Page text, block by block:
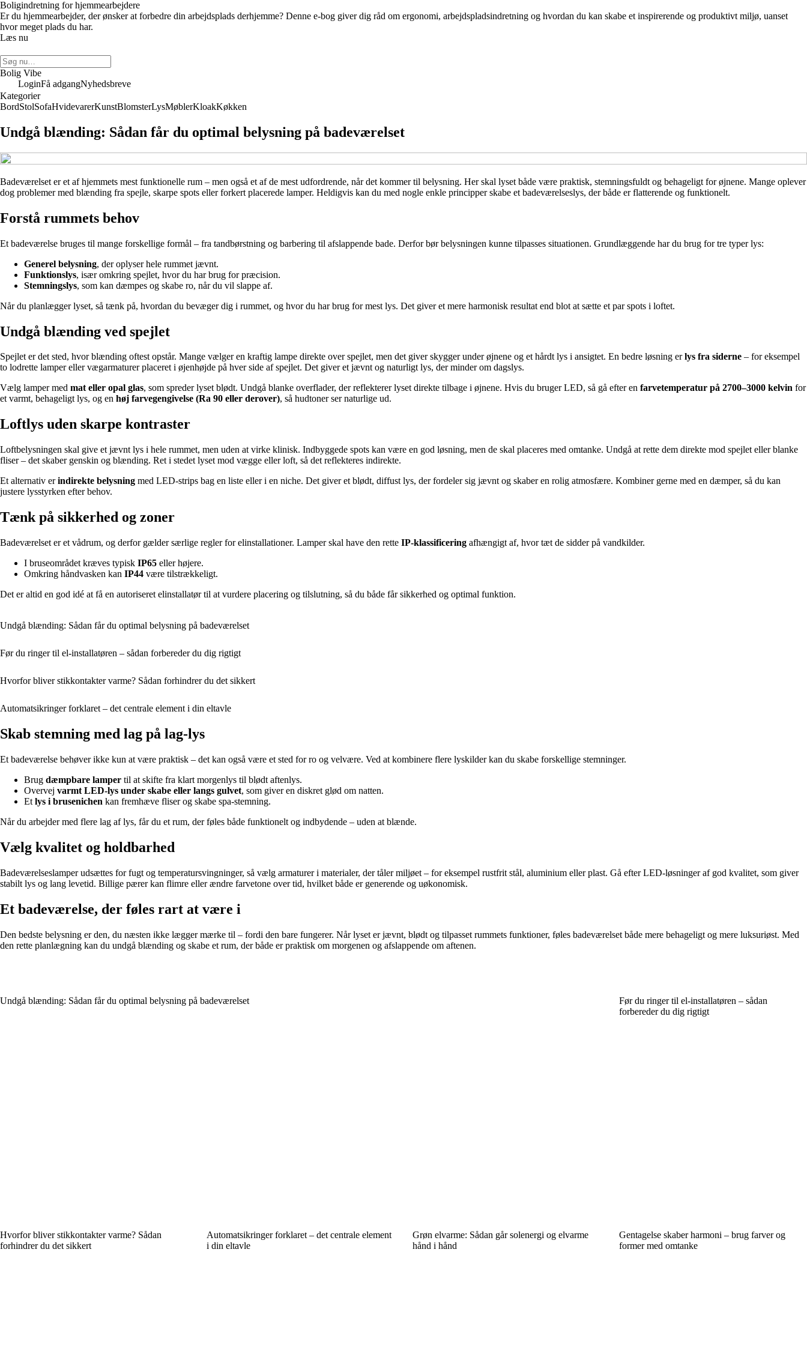
Boligindretning for hjemmearbejdere
Er du hjemmearbejder, der ønsker at forbedre din arbejdsplads derhjemme? Denne e-bog giver dig råd om ergonomi, arbejdspladsindretning og hvordan du kan skabe et inspirerende og produktivt miljø, uanset
hvor meget plads du har.
Læs nu
Bolig Vibe
LoginFå adgangNyhedsbreve
Kategorier
BordStolSofaHvidevarerKunstBlomsterLysMøblerKloakKøkken
Undgå blænding: Sådan får du optimal belysning på badeværelset
Badeværelset er et af hjemmets mest funktionelle rum – men også et af de mest udfordrende, når det kommer til belysning. Her skal lyset både være praktisk, stemningsfuldt og behageligt for øjnene. Mange oplever
dog problemer med blænding fra spejle, skarpe spots eller forkert placerede lamper. Heldigvis kan du med nogle enkle principper skabe et badeværelseslys, der både er flatterende og funktionelt.
Forstå rummets behov
Et badeværelse bruges til mange forskellige formål – fra tandbørstning og barbering til afslappende bade. Derfor bør belysningen kunne tilpasses situationen. Grundlæggende har du brug for tre typer lys:
Generel belysning, der oplyser hele rummet jævnt.
Funktionslys, især omkring spejlet, hvor du har brug for præcision.
Stemningslys, som kan dæmpes og skabe ro, når du vil slappe af.
Når du planlægger lyset, så tænk på, hvordan du bevæger dig i rummet, og hvor du har brug for mest lys. Det giver et mere harmonisk resultat end blot at sætte et par spots i loftet.
Undgå blænding ved spejlet
Spejlet er det sted, hvor blænding oftest opstår. Mange vælger en kraftig lampe direkte over spejlet, men det giver skygger under øjnene og et hårdt lys i ansigtet. En bedre løsning erlys fra siderne – for eksempel
to lodrette lamper eller vægarmaturer placeret i øjenhøjde på hver side af spejlet. Det giver et jævnt og naturligt lys, der minder om dagslys.
Vælg lamper med mat eller opal glas, som spreder lyset blødt. Undgå blanke overflader, der reflekterer lyset direkte tilbage i øjnene. Hvis du bruger LED, så gå efter en farvetemperatur på 2700–3000 kelvin for
et varmt, behageligt lys, og en høj farvegengivelse (Ra 90 eller derover), så hudtoner ser naturlige ud.
Loftlys uden skarpe kontraster
Loftbelysningen skal give et jævnt lys i hele rummet, men uden at virke klinisk. Indbyggede spots kan være en god løsning, men de skal placeres med omtanke. Undgå at rette dem direkte mod spejlet eller blanke
fliser – det skaber genskin og blænding. Ret i stedet lyset mod vægge eller loft, så det reflekteres indirekte.
Et alternativ erindirekte belysning med LED-strips bag en liste eller i en niche. Det giver et blødt, diffust lys, der fordeler sig jævnt og skaber en rolig atmosfære. Kombiner gerne med en dæmper, så du kan
justere lysstyrken efter behov.
Tænk på sikkerhed og zoner
Badeværelset er et vådrum, og derfor gælder særlige regler for elinstallationer. Lamper skal have den rette IP-klassificering afhængigt af, hvor tæt de sidder på vandkilder.
I bruseområdet kræves typisk IP65 eller højere.
Omkring håndvasken kan IP44 være tilstrækkeligt.
Det er altid en god idé at få en autoriseret elinstallatør til at vurdere placering og tilslutning, så du både får sikkerhed og optimal funktion.
Undgå blænding: Sådan får du optimal belysning på badeværelset
Før du ringer til el-installatøren – sådan forbereder du dig rigtigt
Hvorfor bliver stikkontakter varme? Sådan forhindrer du det sikkert
Automatsikringer forklaret – det centrale element i din eltavle
Skab stemning med lag på lag-lys
Et badeværelse behøver ikke kun at være praktisk – det kan også være et sted for ro og velvære. Ved at kombinere flere lyskilder kan du skabe forskellige stemninger.
Brug dæmpbare lamper til at skifte fra klart morgenlys til blødt aftenlys.
Overvej varmt LED-lys under skabe eller langs gulvet, som giver en diskret glød om natten.
Et lys i brusenichen kan fremhæve fliser og skabe spa-stemning.
Når du arbejder med flere lag af lys, får du et rum, der føles både funktionelt og indbydende – uden at blænde.
Vælg kvalitet og holdbarhed
Badeværelseslamper udsættes for fugt og temperatursvingninger, så vælg armaturer i materialer, der tåler miljøet – for eksempel rustfrit stål, aluminium eller plast. Gå efter LED-løsninger af god kvalitet, som giver
stabilt lys og lang levetid. Billige pærer kan flimre eller ændre farvetone over tid, hvilket både er generende og uøkonomisk.
Et badeværelse, der føles rart at være i
Den bedste belysning er den, du næsten ikke lægger mærke til – fordi den bare fungerer. Når lyset er jævnt, blødt og tilpasset rummets funktioner, føles badeværelset både mere behageligt og mere luksuriøst. Med
den rette planlægning kan du undgå blænding og skabe et rum, der både er praktisk om morgenen og afslappende om aftenen.
Undgå blænding: Sådan får du optimal belysning på badeværelset
Før du ringer til el-installatøren – sådan
forbereder du dig rigtigt
Hvorfor bliver stikkontakter varme? Sådan
forhindrer du det sikkert
Automatsikringer forklaret – det centrale element
i din eltavle
Grøn elvarme: Sådan går solenergi og elvarme
hånd i hånd
Gentagelse skaber harmoni – brug farver og
former med omtanke